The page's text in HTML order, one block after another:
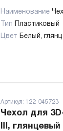
Наименование
Тип
Пластиковый
Цвет Белый,
Артикул: 122-045723
Чехол для
III, глянцевый